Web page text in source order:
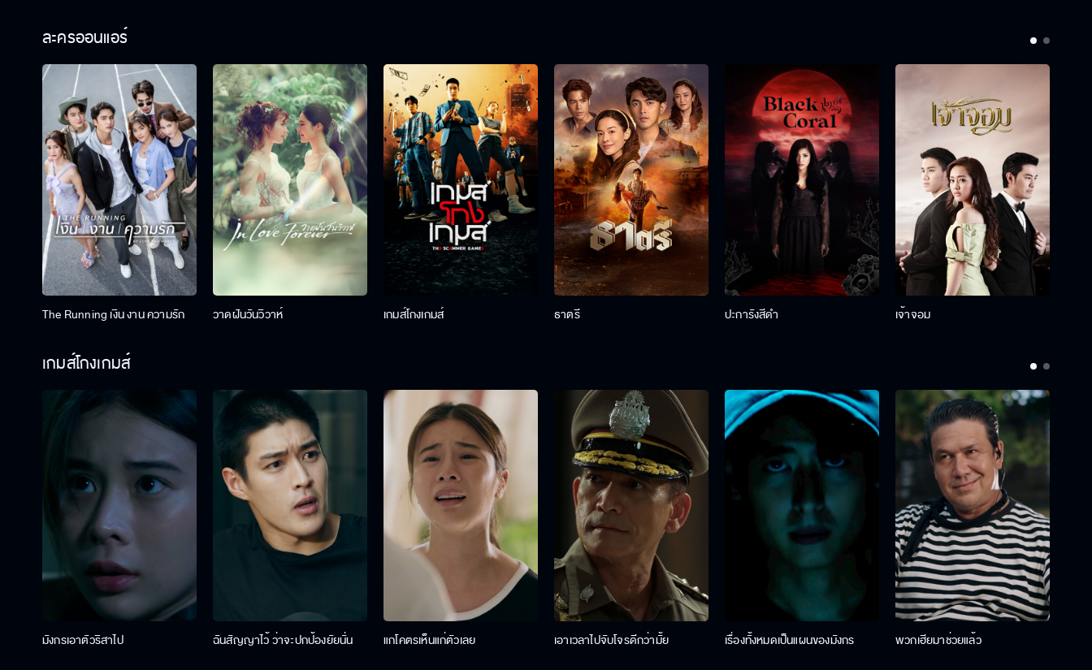
ละครออนแอร์
The Running เงิน งาน ความรัก วาดฝันวันวิวาห์ เกมส์โกงเกมส์ ธาตรี ปะการังสีดำ เจ้าจอม
เกมส์โกงเกมส์
มังกรเอาตัวริสาไป ฉันสัญญาไว้ ว่าจะปกป้องยัยนั่น แกโคตรเห็นแก่ตัวเลย เอาเวลาไปจับโจรดีกว่ามั้ย เรื่องทั้งหมดเป็นแผนของมังกร พวกเฮียมาช่วยแล้ว